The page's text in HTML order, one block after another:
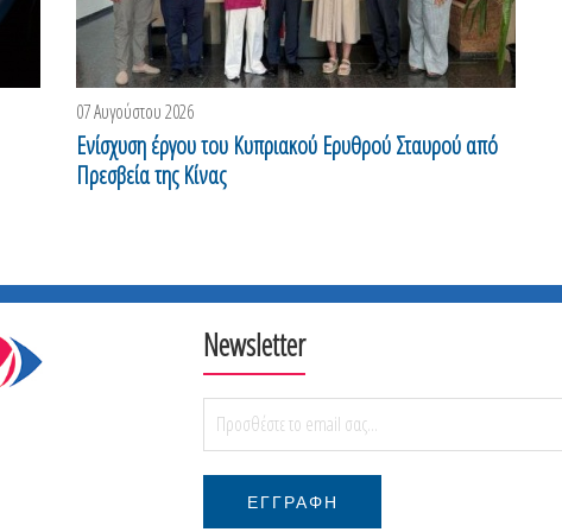
07 Αυγούστου 2026
Ενίσχυση έργου του Κυπριακού Ερυθρού Σταυρού από
Πρεσβεία της Κίνας
Newsletter